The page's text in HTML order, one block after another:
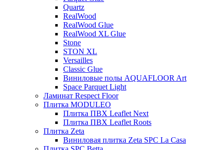
Quartz
RealWood
RealWood Glue
RealWood XL Glue
Stone
STON XL
Versailles
Classic Glue
Виниловые полы AQUAFLOOR Art
Space Parquet Light
Ламинат Respect Floor
Плитка MODULEO
Плитка ПВХ Leaflet Next
Плитка ПВХ Leaflet Roots
Плитка Zeta
Виниловая плитка Zeta SPC La Casa